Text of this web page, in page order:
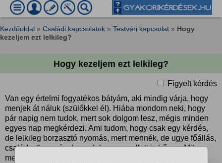
Kezdőoldal » Családi kapcsolatok » Testvéri kapcsolat » Hogy
kezeljem ezt lelkileg?
Hogy kezeljem ezt lelkileg?
Figyelt kérdés
Van egy értelmi fogyatékos bátyám, aki mindig várja, hogy
menjek át náluk (szülőkkel él). Hiába mondom neki, hogy
pár napig nem tudok, mert sok dolgom lesz, mégis minden
egyes nap megkérdezi. Ami tudom, hogy csak egy kérdés,
de lelkileg borzasztó nyomás, mert mennék, de ugye főállás,
család, stb... szóval van dolgom e mellett is bőven. Mikor
meglátom messengeren a kérdést amit addig ismételget